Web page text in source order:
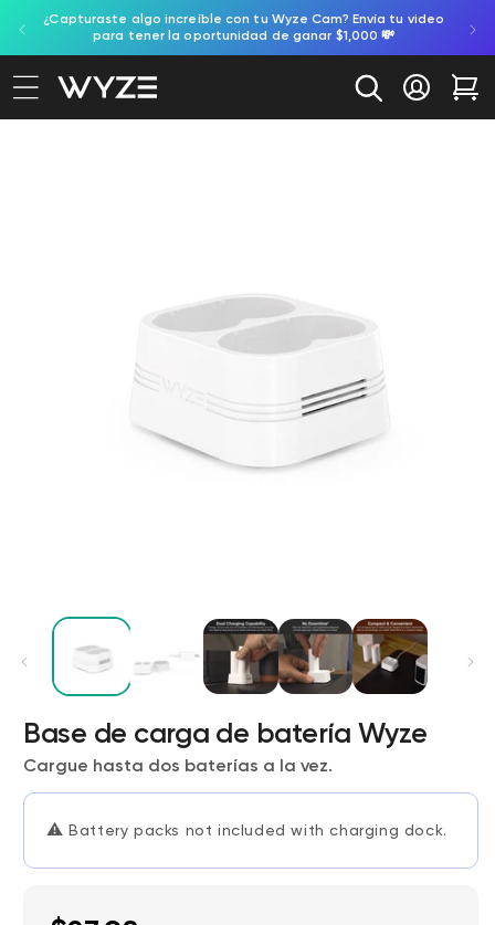
al contenido
de accesibilidad
¿Capturaste algo increíble con tu Wyze Cam? Envía tu video
para tener la oportunidad de ganar $1,000 💸
Iniciar
Base de carga de batería Wyze
Cargue hasta dos baterías a la vez.
⚠️Battery packs not included with charging dock.
Wyze Cam v4 + Tarjeta MicroSD de
32 GB
Blanco
More options